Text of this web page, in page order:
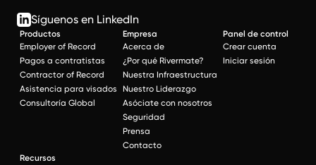
Síguenos en LinkedIn
Productos
Employer of Record
Pagos a contratistas
Contractor of Record
Asistencia para visados
Consultoría Global
Empresa
Acerca de
¿Por qué Rivermate?
Nuestra Infraestructura
Nuestro Liderazgo
Asóciate con nosotros
Seguridad
Prensa
Contacto
Panel de control
Crear cuenta
Iniciar sesión
Recursos